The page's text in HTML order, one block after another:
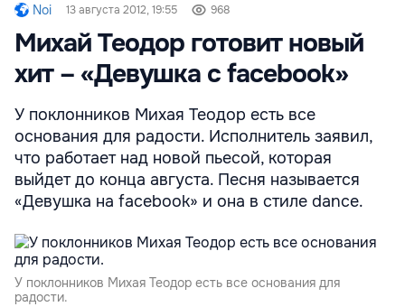
Noi 13 августа 2012, 19:55 968
Михай Теодор готовит новый
хит – «Девушка c facebook»
У поклонников Михая Теодор есть все
основания для радости. Исполнитель заявил,
что работает над новой пьесой, которая
выйдет до конца августа. Песня называется
«Девушка на facebook» и она в стиле dance.
У поклонников Михая Теодор есть все основания для
радости.